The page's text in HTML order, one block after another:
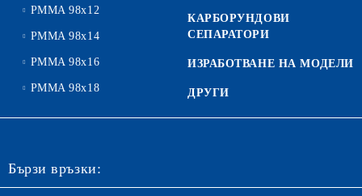
PMMA 98x12
PMMA 98x14
PMMA 98x16
PMMA 98x18
КАРБОРУНДОВИ
СЕПАРАТОРИ
ИЗРАБОТВАНЕ НА МОДЕЛИ
ДРУГИ
Бързи връзки: